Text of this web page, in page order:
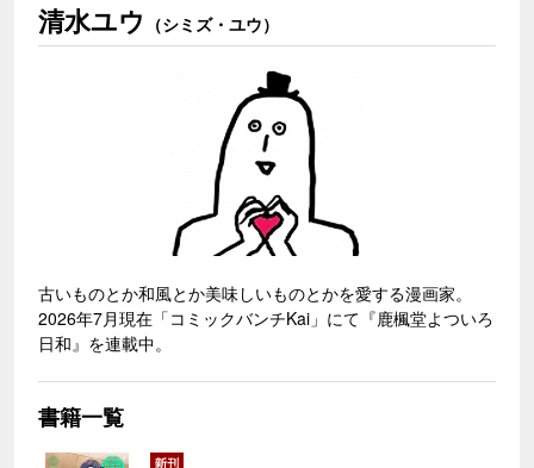
清水ユウ （シミズ・ユウ）
古いものとか和風とか美味しいものとかを愛する漫画家。
2026年7月現在「コミックバンチKai」にて『鹿楓堂よついろ
日和』を連載中。
書籍一覧